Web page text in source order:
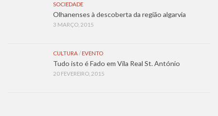
SOCIEDADE
Olhanenses à descoberta da região algarvia
3 MARÇO, 2015
CULTURA / EVENTO
Tudo isto é Fado em Vila Real St. António
20 FEVEREIRO, 2015